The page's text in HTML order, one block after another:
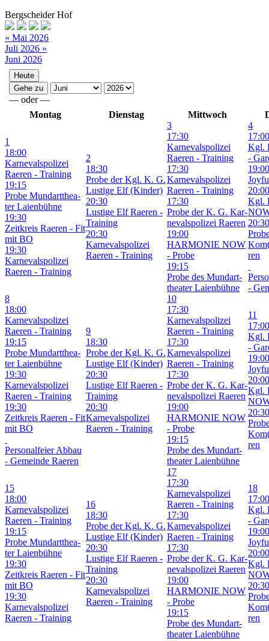
Bergscheider Hof
« Mai 2026
Juli 2026 »
Juni 2026
— oder —
Montag
Dienstag Mittwoch
1
18:00
Kar­ne­vals­po­li­zei
Rae­ren - Trai­ning
19:15
Pro­be Mund­art­thea­
ter Lai­en­büh­ne
19:30
Zeit­kreis Rae­ren - Fit
mit BO
19:30
Kar­ne­vals­po­li­zei
Rae­ren - Trai­ning
2
18:30
Pro­be der Kgl. K. G.
Lus­ti­ge Elf (Kin­der)
20:30
Lus­ti­ge Elf Rae­ren -
Trai­ning
20:30
Kar­ne­vals­po­li­zei
Rae­ren - Trai­ning
3
17:30
Kar­ne­vals­po­li­zei
Rae­ren - Trai­ning
17:30
Kar­ne­vals­po­li­zei
Rae­ren - Trai­ning
17:30
Pro­be der K. G. Kar­
ne­vals­po­li­zei Rae­ren
19:00
HAR­MO­NIE NOW
- Pro­be
19:15
Pro­be des Mund­art­
thea­ter Lai­en­büh­ne
4
17:00
Kgl.
-
19:00
20:00
Kgl.
20:30
ren
-
8
18:00
Kar­ne­vals­po­li­zei
Rae­ren - Trai­ning
19:15
Pro­be Mund­art­thea­
ter Lai­en­büh­ne
19:30
Kar­ne­vals­po­li­zei
Rae­ren - Trai­ning
19:30
Zeit­kreis Rae­ren - Fit
mit BO
Per­so­nal­fei­er Ab­bau
- Ge­mein­de Rae­ren
9
18:30
Pro­be der Kgl. K. G.
Lus­ti­ge Elf (Kin­der)
20:30
Lus­ti­ge Elf Rae­ren -
Trai­ning
20:30
Kar­ne­vals­po­li­zei
Rae­ren - Trai­ning
10
17:30
Kar­ne­vals­po­li­zei
Rae­ren - Trai­ning
17:30
Kar­ne­vals­po­li­zei
Rae­ren - Trai­ning
17:30
Pro­be der K. G. Kar­
ne­vals­po­li­zei Rae­ren
19:00
HAR­MO­NIE NOW
- Pro­be
19:15
Pro­be des Mund­art­
thea­ter Lai­en­büh­ne
11
17:00
Kgl.
-
19:00
20:00
Kgl.
20:30
ren
15
18:00
Kar­ne­vals­po­li­zei
Rae­ren - Trai­ning
19:15
Pro­be Mund­art­thea­
ter Lai­en­büh­ne
19:30
Zeit­kreis Rae­ren - Fit
mit BO
19:30
Kar­ne­vals­po­li­zei
Rae­ren - Trai­ning
16
18:30
Pro­be der Kgl. K. G.
Lus­ti­ge Elf (Kin­der)
20:30
Lus­ti­ge Elf Rae­ren -
Trai­ning
20:30
Kar­ne­vals­po­li­zei
Rae­ren - Trai­ning
17
17:30
Kar­ne­vals­po­li­zei
Rae­ren - Trai­ning
17:30
Kar­ne­vals­po­li­zei
Rae­ren - Trai­ning
17:30
Pro­be der K. G. Kar­
ne­vals­po­li­zei Rae­ren
19:00
HAR­MO­NIE NOW
- Pro­be
19:15
Pro­be des Mund­art­
thea­ter Lai­en­büh­ne
18
17:00
Kgl.
-
19:00
20:00
Kgl.
20:30
ren